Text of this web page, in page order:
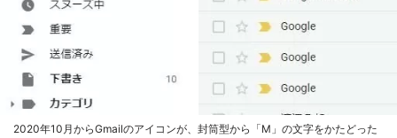
2020年10月からGmailのアイコンが、封筒型から「M」の文字をかたどった